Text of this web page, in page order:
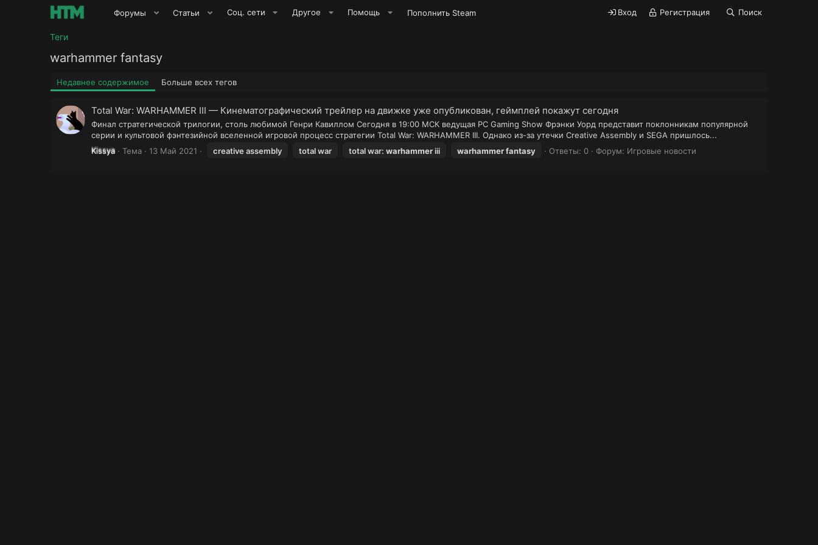
Форумы Статьи Соц. сети Другое Помощь Пополнить Steam Вход Регистрация Поиск
Теги
warhammer fantasy
Недавнее содержимое Больше всех тегов
Total War: WARHAMMER III — Кинематографический трейлер на движке уже опубликован, геймплей покажут сегодня
Финал стратегической трилогии, столь любимой Генри Кавиллом Сегодня в 19:00 МСК ведущая PC Gaming Show Фрэнки Уорд представит поклонникам популярной
серии и культовой фэнтезийной вселенной игровой процесс стратегии Total War: WARHAMMER III. Однако из-за утечки Creative Assembly и SEGA пришлось...
Kissya
Тема 13 Май 2021 creative assembly total war total war: warhammeriii warhammerfantasy Ответы: 0 Форум: Игровые новости